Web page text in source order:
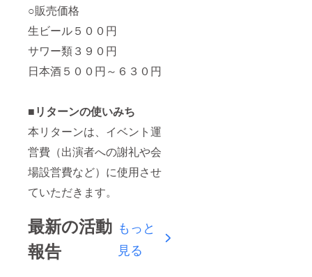
○販売価格
生ビール５００円
サワー類３９０円
日本酒５００円～６３０円
■リターンの使いみち
本リターンは、イベント運
営費（出演者への謝礼や会
場設営費など）に使用させ
ていただきます。
最新の活動
報告
もっと
見る